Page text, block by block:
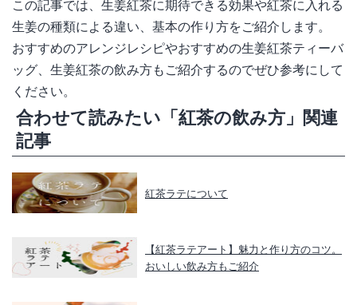
この記事では、生姜紅茶に期待できる効果や紅茶に入れる
生姜の種類による違い、基本の作り方をご紹介します。
おすすめのアレンジレシピやおすすめの生姜紅茶ティーバ
ッグ、生姜紅茶の飲み方もご紹介するのでぜひ参考にして
ください。
合わせて読みたい「紅茶の飲み方」関連
記事
紅茶ラテについて
【紅茶ラテアート】魅力と作り方のコツ。
おいしい飲み方もご紹介